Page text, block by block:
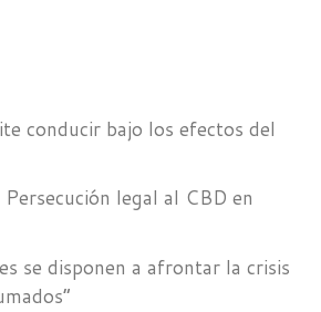
conducir bajo los efectos del
legal al CBD en
se disponen a afrontar la crisis